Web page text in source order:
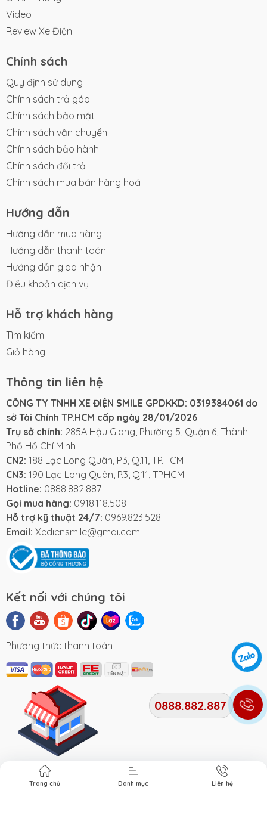
Video
Review Xe Điện
Chính sách
Quy định sử dụng
Chính sách trả góp
Chính sách bảo mật
Chính sách vận chuyển
Chính sách bảo hành
Chính sách đổi trả
Chính sách mua bán hàng hoá
Hướng dẫn
Hướng dẫn mua hàng
Hướng dẫn thanh toán
Hướng dẫn giao nhận
Điều khoản dịch vụ
Hỗ trợ khách hàng
Tìm kiếm
Giỏ hàng
Thông tin liên hệ
CÔNG TY TNHH XE ĐIỆN SMILE GPDKKD: 0319384061 do
sở Tài Chính TP.HCM cấp ngày 28/01/2026
Trụ sở chính: 285A Hậu Giang, Phường 5, Quận 6, Thành
Phố Hồ Chí Minh
CN2: 188 Lạc Long Quân, P.3, Q.11, TP.HCM
CN3: 190 Lạc Long Quân, P.3, Q.11, TP.HCM
Hotline: 0888.882.887
Gọi mua hàng: 0918.118.508
Hỗ trợ kỹ thuật 24/7: 0969.823.528
Email: Xediensmile@gmai.com
Kết nối với chúng tôi
Phương thức thanh toán
Địa chỉ cửa hàng
0888.882.887
Trang chủ Danh mục Liên hệ